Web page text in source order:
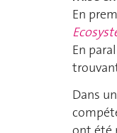
En
En
Dans